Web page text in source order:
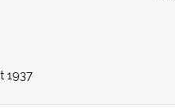
1937